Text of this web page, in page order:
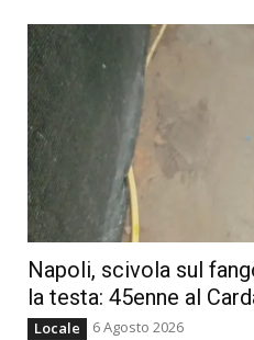
Napoli, scivola sul
la testa: 45enne al
Locale 6 Agosto 2026